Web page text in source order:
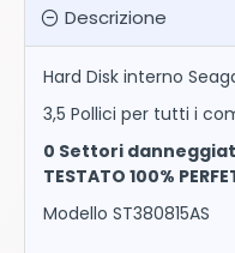
Descrizione
Hard Disk interno
3,5 Pollici per tutti i
0 Settori
TESTATO 100%
Modello ST380815AS